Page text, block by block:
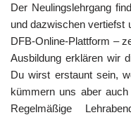
Der Neulingslehrgang
und dazwischen vertiefst
DFB-Online-Plattform –
Ausbildung erklären wir
Du wirst erstaunt sein,
kümmern uns aber
Regelmäßige